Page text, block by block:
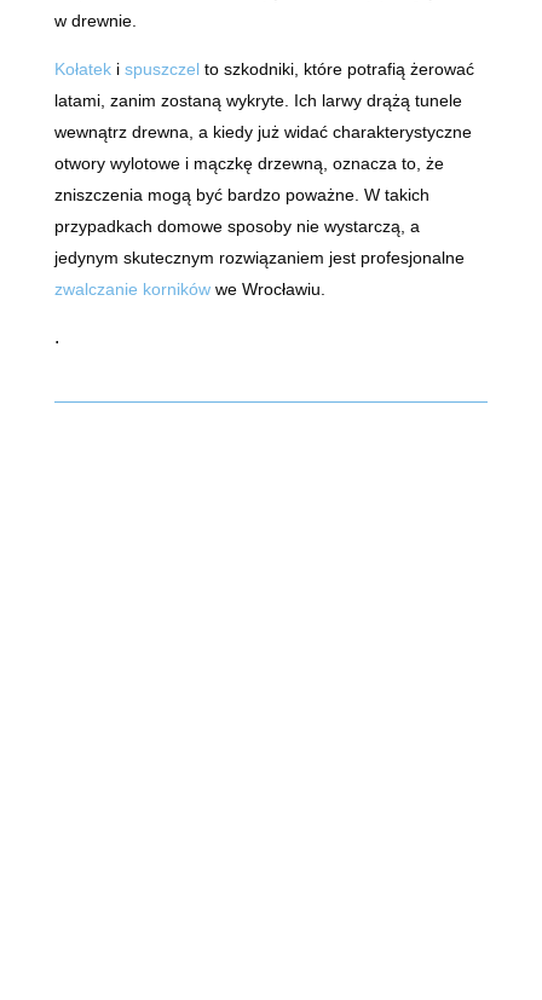
w drewnie.
Kołateki spuszczelto szkodniki, które potrafią żerować
latami, zanim zostaną wykryte. Ich larwy drążą tunele
wewnątrz drewna, a kiedy już widać charakterystyczne
otwory wylotowe i mączkę drzewną, oznacza to, że
zniszczenia mogą być bardzo poważne. W takich
przypadkach domowe sposoby nie wystarczą, a
jedynym skutecznym rozwiązaniem jest profesjonalne
zwalczanie kornikówwe Wrocławiu.
.